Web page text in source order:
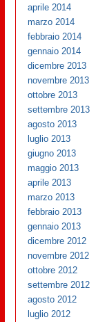
aprile 2014
marzo 2014
febbraio 2014
gennaio 2014
dicembre 2013
novembre 2013
ottobre 2013
settembre 2013
agosto 2013
luglio 2013
giugno 2013
maggio 2013
aprile 2013
marzo 2013
febbraio 2013
gennaio 2013
dicembre 2012
novembre 2012
ottobre 2012
settembre 2012
agosto 2012
luglio 2012